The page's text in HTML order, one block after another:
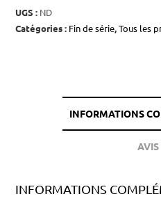
UGS : ND
Catégories : Fin de série,Tous les
INFORMATIONS
AVIS
INFORMATIONS